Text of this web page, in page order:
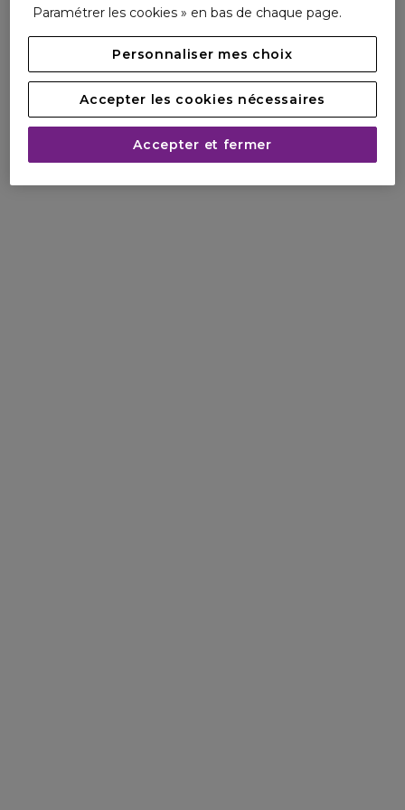
Le plus de cette Brume Hydratante multi-protection ?
- Un pack responsable : le flacon et le pack de cette brume
contiennent du verre et du plastique recyclés.
Pour qui ?
Les femmes de tous les âges, ayant la peau déshydratée
ou confrontée aux chocs thermiques, à la recherche d’un
soin nomade pour rafraîchir, hydrater et protéger leur peau
en toutes circonstances..
Paramétrer les cookies » en bas de chaque page.
Personnaliser mes choix
Accepter les cookies nécessaires
Accepter et fermer